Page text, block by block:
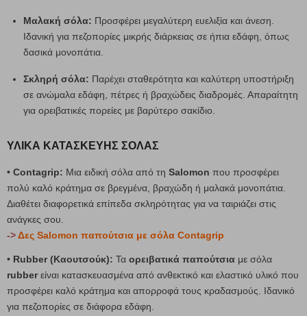
Μαλακή σόλα: Προσφέρει μεγαλύτερη ευελιξία και άνεση.
Ιδανική για πεζοπορίες μικρής διάρκειας σε ήπια εδάφη, όπως
δασικά μονοπάτια.
Σκληρή σόλα: Παρέχει σταθερότητα και καλύτερη υποστήριξη
σε ανώμαλα εδάφη, πέτρες ή βραχώδεις διαδρομές. Απαραίτητη
για ορειβατικές πορείες με βαρύτερο σακίδιο.
ΥΛΙΚΆ ΚΑΤΑΣΚΕΥΉΣ ΣΌΛΑΣ
• Contagrip: Μια ειδική σόλα από τη Salomon που προσφέρει
πολύ καλό κράτημα σε βρεγμένα, βραχώδη ή μαλακά μονοπάτια.
Διαθέτει διαφορετικά επίπεδα σκληρότητας για να ταιριάζει στις
ανάγκες σου.
->Δες Salomon παπούτσια με σόλα Contagrip
• Rubber (Καουτσούκ): Τα ορειβατικά παπούτσια με σόλα
rubberείναι κατασκευασμένα από ανθεκτικό και ελαστικό υλικό που
προσφέρει καλό κράτημα και απορροφά τους κραδασμούς. Ιδανικό
για πεζοπορίες σε διάφορα εδάφη.